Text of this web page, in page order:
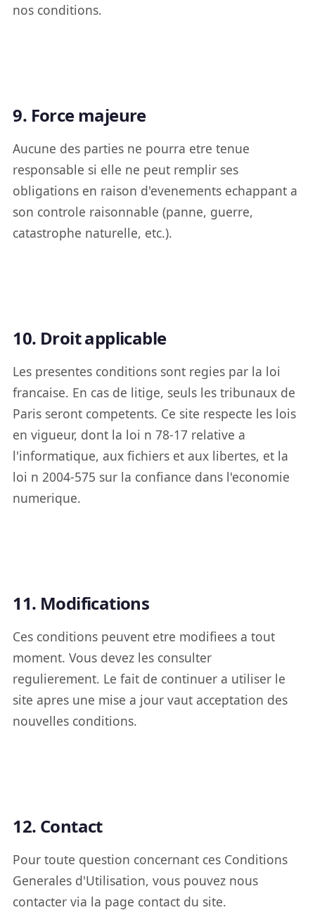
nos conditions.
9. Force majeure
Aucune des parties ne pourra etre tenue
responsable si elle ne peut remplir ses
obligations en raison d'evenements echappant a
son controle raisonnable (panne, guerre,
catastrophe naturelle, etc.).
10. Droit applicable
Les presentes conditions sont regies par la loi
francaise. En cas de litige, seuls les tribunaux de
Paris seront competents. Ce site respecte les lois
en vigueur, dont la loi n 78-17 relative a
l'informatique, aux fichiers et aux libertes, et la
loi n 2004-575 sur la confiance dans l'economie
numerique.
11. Modifications
Ces conditions peuvent etre modifiees a tout
moment. Vous devez les consulter
regulierement. Le fait de continuer a utiliser le
site apres une mise a jour vaut acceptation des
nouvelles conditions.
12. Contact
Pour toute question concernant ces Conditions
Generales d'Utilisation, vous pouvez nous
contacter via la page contact du site.